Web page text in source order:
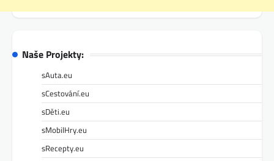
Naše Projekty:
sAuta.eu
sCestování.eu
sDěti.eu
sMobilHry.eu
sRecepty.eu